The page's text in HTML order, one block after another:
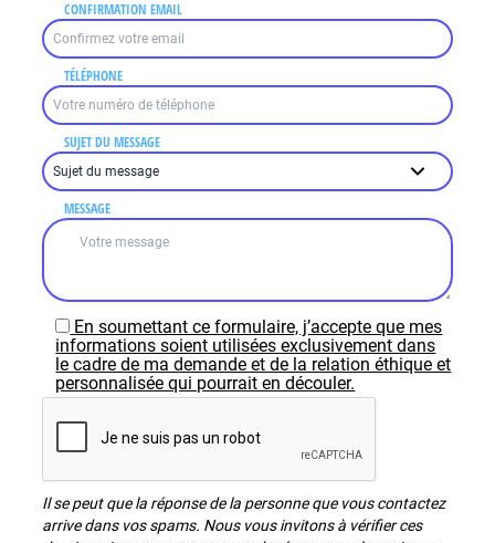
CONFIRMATION EMAIL
TÉLÉPHONE
SUJET DU MESSAGE
MESSAGE
En soumettant ce formulaire, j’accepte que mes
informations soient utilisées exclusivement dans
le cadre de ma demande et de la relation éthique et
personnalisée qui pourrait en découler.
Il se peut que la réponse de la personne que vous contactez
arrive dans vos spams. Nous vous invitons à vérifier ces